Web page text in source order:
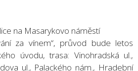
na Masarykovo náměstí
za vínem“, průvod bude letos
úvodu, trasa: Vinohradská ul.,
ul., Palackého nám., Hradební